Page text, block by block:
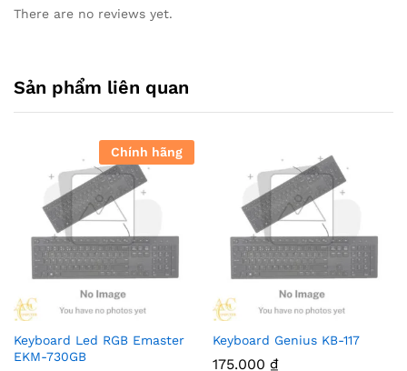
There are no reviews yet.
Sản phẩm liên quan
Chính hãng
Keyboard Led RGB Emaster
EKM-730GB
Keyboard Genius KB-117
175.000 ₫